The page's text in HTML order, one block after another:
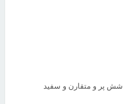
شش پر و متقارن و سفید